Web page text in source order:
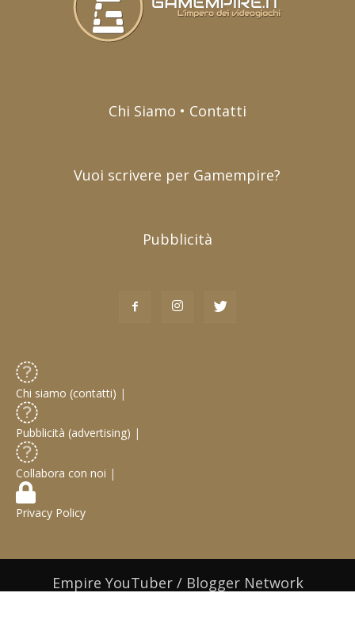
Chi Siamo • Contatti
Vuoi scrivere per Gamempire?
Pubblicità
Chi siamo (contatti) |
Pubblicità (advertising) |
Collabora con noi |
Privacy Policy
Empire YouTuber / Blogger Network